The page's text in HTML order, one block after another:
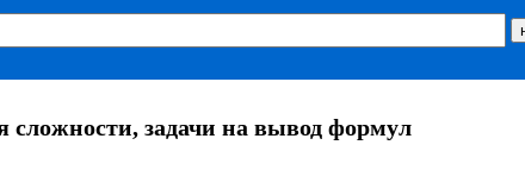
сложности, задачи на вывод формул